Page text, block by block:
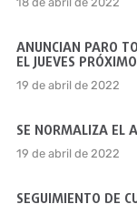
ANUNCIAN PARO
EL JUEVES PRÓXIMO
19 de abril de 2022
SE NORMALIZA EL
19 de abril de 2022
SEGUIMIENTO DE